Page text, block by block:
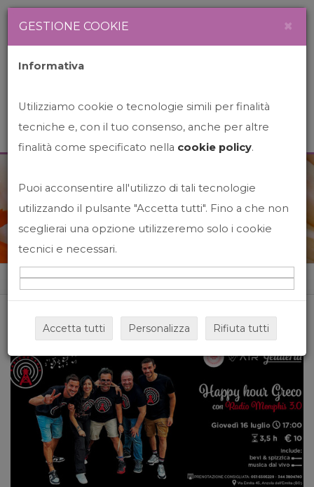
News&Events
Home News&events
GESTIONE COOKIE ×
Informativa
Utilizziamo cookie o tecnologie simili per finalità
tecniche e, con il tuo consenso, anche per altre
finalità come specificato nella cookie policy.
Puoi acconsentire all'utilizzo di tali tecnologie
utilizzando il pulsante "Accetta tutti". Fino a che non
sceglierai una opzione utilizzeremo solo i cookie
tecnici e necessari.
Accetta tutti Personalizza Rifiuta tutti